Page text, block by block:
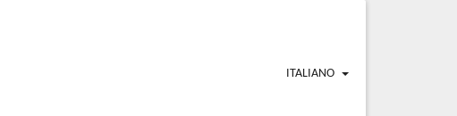
ITALIANO